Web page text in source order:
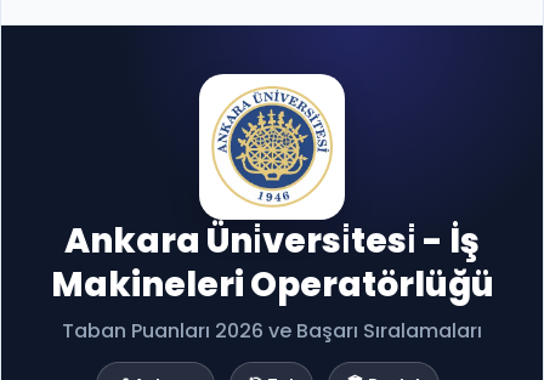
Ankara Üni̇versi̇tesi̇ - İş
Makineleri Operatörlüğü
Taban Puanları 2026 ve Başarı Sıralamaları